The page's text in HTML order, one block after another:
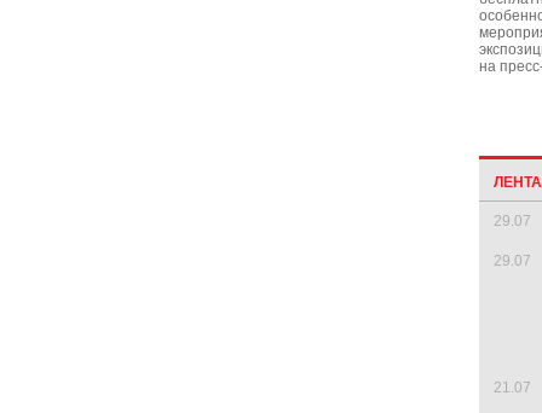
на
29.07
29.07
21.07